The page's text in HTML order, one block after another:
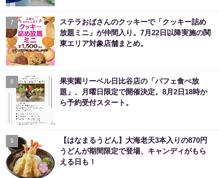
7
ステラおばさんのクッキーで「クッキー詰め
放題ミニ」が仲間入り。7月22日以降実施の関
東エリア対象店舗まとめ。
8
果実園リーベル日比谷店の「パフェ食べ放
題」、月曜日限定で開催決定。8月2日18時か
ら予約受付スタート。
9
【はなまるうどん】大海老天3本入りの870円
うどんが期間限定で登場、キャンディがもら
える日も！